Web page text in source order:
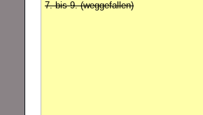
7. bis 9. (weggefallen)